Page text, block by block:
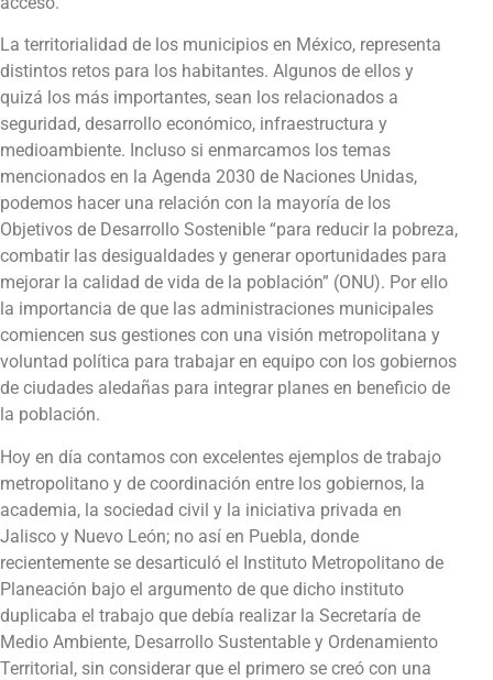
La territorialidad de los municipios en México, representa
distintos retos para los habitantes. Algunos de ellos y
quizá los más importantes, sean los relacionados a
seguridad, desarrollo económico, infraestructura y
medioambiente. Incluso si enmarcamos los temas
mencionados en la Agenda 2030 de Naciones Unidas,
podemos hacer una relación con la mayoría de los
Objetivos de Desarrollo Sostenible “para reducir la pobreza,
combatir las desigualdades y generar oportunidades para
mejorar la calidad de vida de la población” (ONU). Por ello
la importancia de que las administraciones municipales
comiencen sus gestiones con una visión metropolitana y
voluntad política para trabajar en equipo con los gobiernos
de ciudades aledañas para integrar planes en beneficio de
la población.
Hoy en día contamos con excelentes ejemplos de trabajo
metropolitano y de coordinación entre los gobiernos, la
academia, la sociedad civil y la iniciativa privada en
Jalisco y Nuevo León; no así en Puebla, donde
recientemente se desarticuló el Instituto Metropolitano de
Planeación bajo el argumento de que dicho instituto
duplicaba el trabajo que debía realizar la Secretaría de
Medio Ambiente, Desarrollo Sustentable y Ordenamiento
Territorial, sin considerar que el primero se creó con una